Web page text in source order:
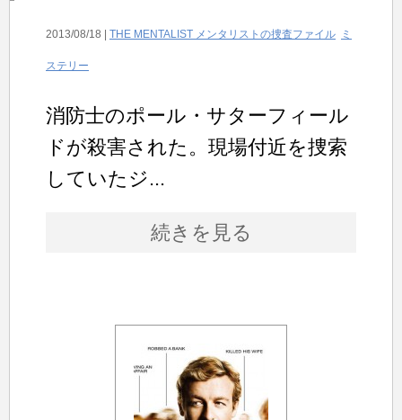
2013/08/18 | THE MENTALIST メンタリストの捜査ファイル ミ
ステリー
消防士のポール・サターフィール
ドが殺害された。現場付近を捜索
していたジ...
続きを見る